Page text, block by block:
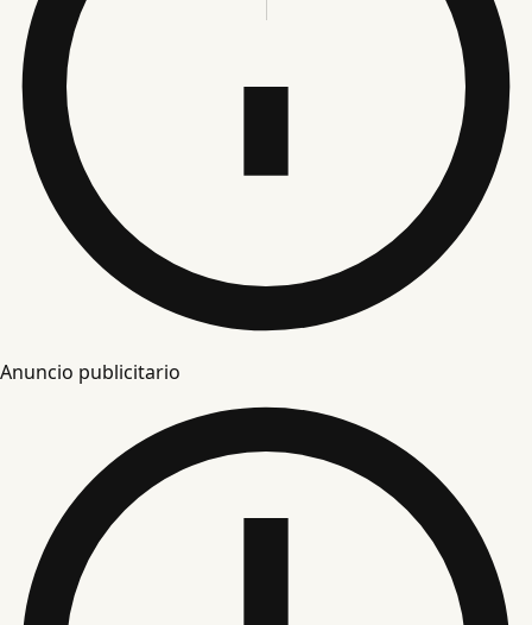
Anuncio publicitario